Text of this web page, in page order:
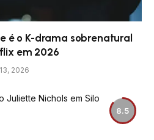
é o K-drama sobrenatural
em 2026
2026
8.5